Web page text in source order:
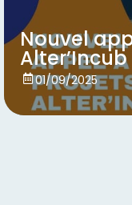
Nouvel
Alter’Incub
01/09/2025
Voir